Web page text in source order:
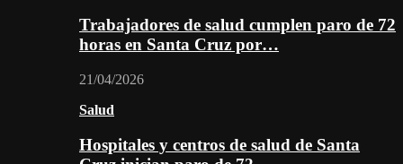
Trabajadores de salud cumplen paro de 72
horas en Santa Cruz por…
21/04/2026
Salud
Hospitales y centros de salud de Santa